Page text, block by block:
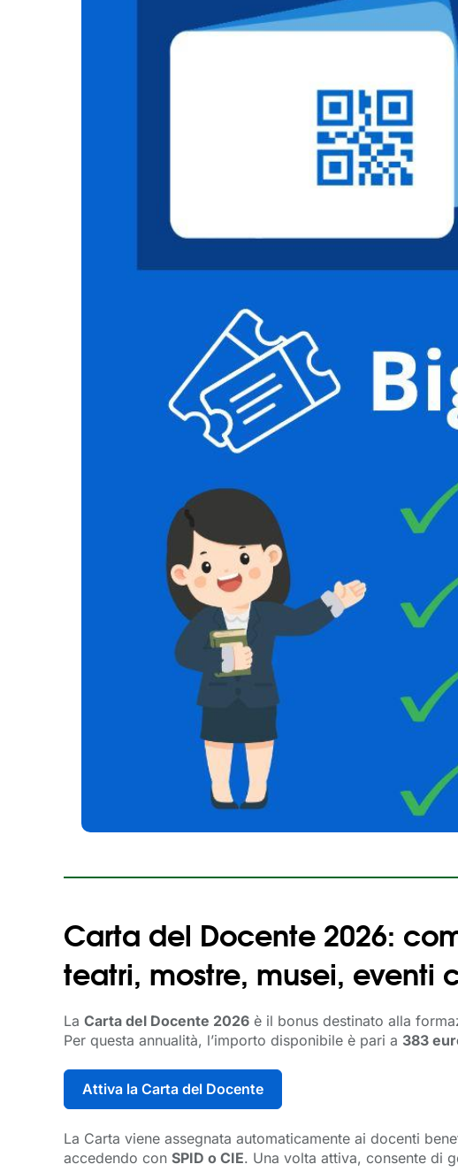
Carta del Docente 2026:
teatri, mostre, musei,
La Carta del Docente 2026 è il bonus destinato alla
Per questa annualità, l’importo disponibile è pari a 383
Attiva la Carta del Docente
La Carta viene assegnata automaticamente ai docenti
accedendo con SPID o CIE. Una volta attiva, consente di